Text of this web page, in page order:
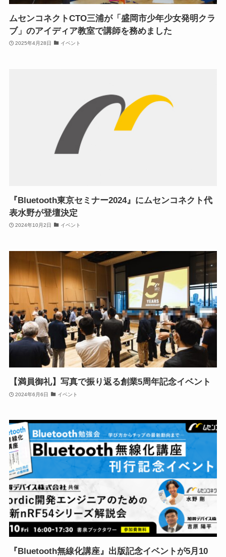
ムセンコネクトCTO三浦が「盛岡市少年少女発明クラ
ブ」のアイディア教室で講師を務めました
2025年4月28日 イベント
『Bluetooth東京セミナー2024』にムセンコネクト代
表水野が登壇決定
2024年10月2日 イベント
【満員御礼】写真で振り返る創業5周年記念イベント
2024年6月6日 イベント
『Bluetooth無線化講座』出版記念イベントが5月10